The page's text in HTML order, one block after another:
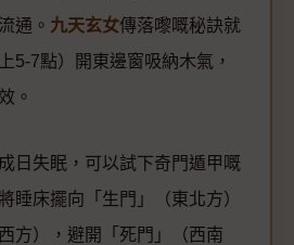
通。 九天玄女傳落嚟嘅秘訣就
5-7點）開東邊窗吸納木氣，
。
日失眠，可以試下奇門遁甲嘅
床擺向「生門」（東北方）
方），避開「死門」（西南